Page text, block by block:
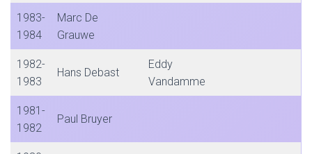
1983-
1984
Marc De
Grauwe
1982-
1983
Hans Debast
Eddy
Vandamme
1981-
1982
Paul Bruyer